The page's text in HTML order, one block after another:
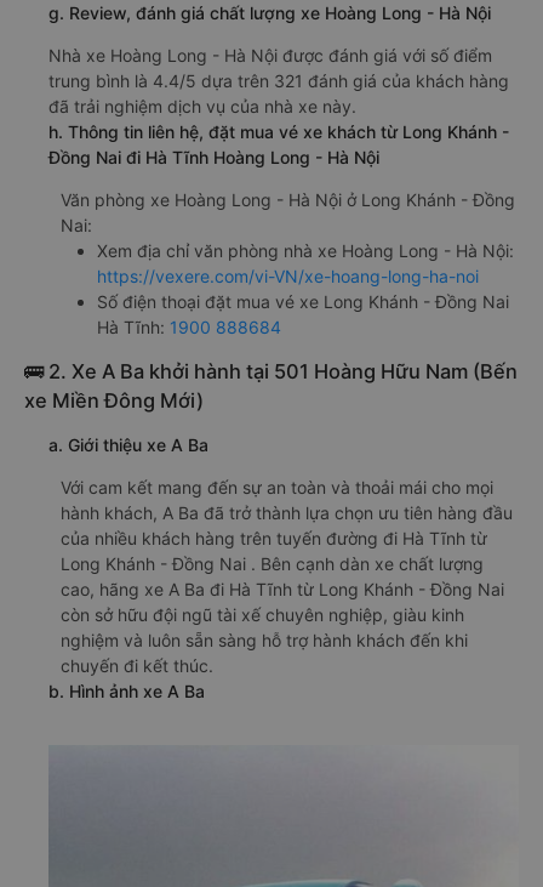
g. Review, đánh giá chất lượng xe Hoàng Long - Hà Nội
Nhà xe Hoàng Long - Hà Nội được đánh giá với số điểm
trung bình là 4.4/5 dựa trên 321 đánh giá của khách hàng
đã trải nghiệm dịch vụ của nhà xe này.
h. Thông tin liên hệ, đặt mua vé xe khách từ Long Khánh -
Đồng Nai đi Hà Tĩnh Hoàng Long - Hà Nội
Văn phòng xe Hoàng Long - Hà Nội ở Long Khánh - Đồng
Nai:
Xem địa chỉ văn phòng nhà xe Hoàng Long - Hà Nội:
https://vexere.com/vi-VN/xe-hoang-long-ha-noi
Số điện thoại đặt mua vé xe Long Khánh - Đồng Nai
Hà Tĩnh: 1900 888684
🚌 2. Xe A Ba khởi hành tại 501 Hoàng Hữu Nam (Bến
xe Miền Đông Mới)
a. Giới thiệu xe A Ba
Với cam kết mang đến sự an toàn và thoải mái cho mọi
hành khách, A Ba đã trở thành lựa chọn ưu tiên hàng đầu
của nhiều khách hàng trên tuyến đường đi Hà Tĩnh từ
Long Khánh - Đồng Nai . Bên cạnh dàn xe chất lượng
cao, hãng xe A Ba đi Hà Tĩnh từ Long Khánh - Đồng Nai
còn sở hữu đội ngũ tài xế chuyên nghiệp, giàu kinh
nghiệm và luôn sẵn sàng hỗ trợ hành khách đến khi
chuyến đi kết thúc.
b. Hình ảnh xe A Ba